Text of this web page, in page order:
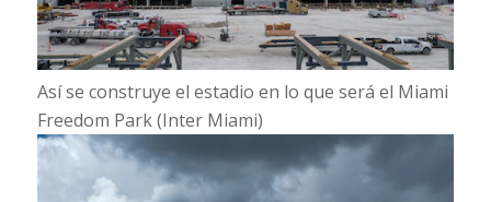
Así se construye el estadio en lo que será el Miami
Freedom Park (Inter Miami)